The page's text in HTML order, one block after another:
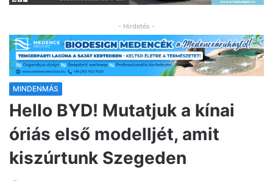
- Hirdetés -
MINDENMÁS
Hello BYD! Mutatjuk a kínai
óriás első modelljét, amit
kiszúrtunk Szegeden